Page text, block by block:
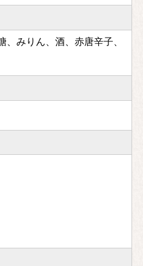
、みりん、酒、赤唐辛子、